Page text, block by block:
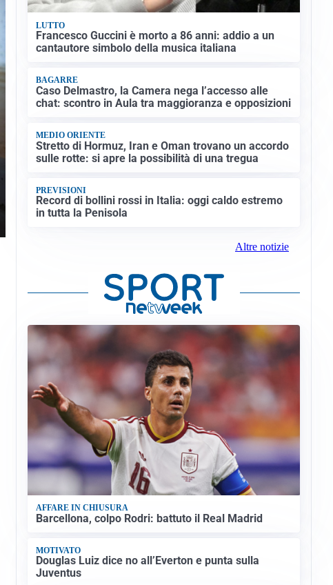
LUTTO
Francesco Guccini è morto a 86 anni: addio a un
cantautore simbolo della musica italiana
BAGARRE
Caso Delmastro, la Camera nega l’accesso alle
chat: scontro in Aula tra maggioranza e opposizioni
MEDIO ORIENTE
Stretto di Hormuz, Iran e Oman trovano un accordo
sulle rotte: si apre la possibilità di una tregua
PREVISIONI
Record di bollini rossi in Italia: oggi caldo estremo
in tutta la Penisola
Altre notizie
AFFARE IN CHIUSURA
Barcellona, colpo Rodri: battuto il Real Madrid
MOTIVATO
Douglas Luiz dice no all’Everton e punta sulla
Juventus